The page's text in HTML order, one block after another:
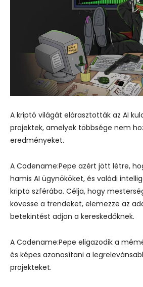
A kriptó világát elárasztották az AI
projektek, amelyek többsége nem
eredményeket.
A Codename:Pepe azért jött létre,
hamis AI ügynököket, és valódi
kripto szférába. Célja, hogy
kövesse a trendeket, elemezze az
betekintést adjon a kereskedőknek.
A Codename:Pepe eligazodik a
és képes azonosítani a
projekteket.